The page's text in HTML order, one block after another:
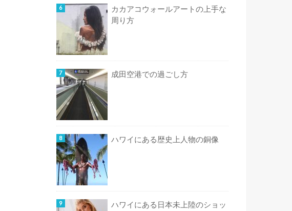
カカアコウォールアートの上手な
周り方
成田空港での過ごし方
ハワイにある歴史上人物の銅像
ハワイにある日本未上陸のショッ